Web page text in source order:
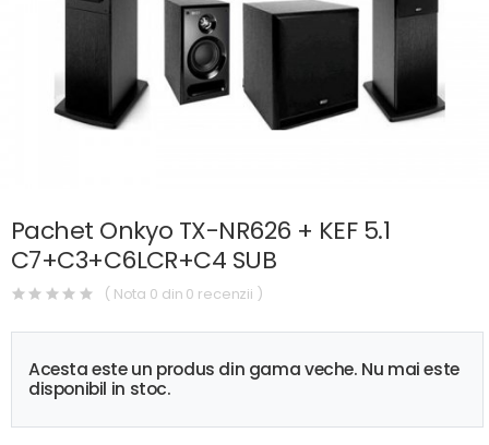
Pachet Onkyo TX-NR626 + KEF 5.1
C7+C3+C6LCR+C4 SUB
( Nota 0 din 0 recenzii )
Acesta este un produs din gama veche. Nu mai este
disponibil in stoc.